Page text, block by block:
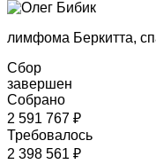
лимфома Беркитта,
Сбор
завершен
Собрано
2 591 767 ₽
Требовалось
2 398 561 ₽